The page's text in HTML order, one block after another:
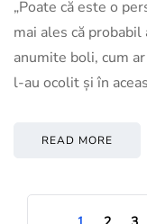
„Poate că este o
mai ales că
anumite boli, cum
l-au ocolit și în
READ MORE